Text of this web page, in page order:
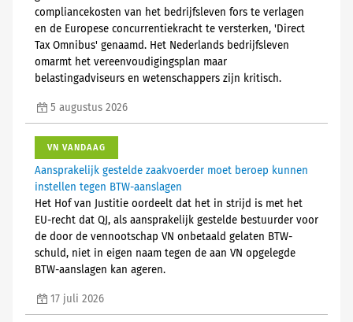
compliancekosten van het bedrijfsleven fors te verlagen
en de Europese concurrentiekracht te versterken, 'Direct
Tax Omnibus' genaamd. Het Nederlands bedrijfsleven
omarmt het vereenvoudigingsplan maar
belastingadviseurs en wetenschappers zijn kritisch.
5 augustus 2026
VN VANDAAG
Aansprakelijk gestelde zaakvoerder moet beroep kunnen
instellen tegen BTW-aanslagen
Het Hof van Justitie oordeelt dat het in strijd is met het
EU-recht dat QJ, als aansprakelijk gestelde bestuurder voor
de door de vennootschap VN onbetaald gelaten BTW-
schuld, niet in eigen naam tegen de aan VN opgelegde
BTW-aanslagen kan ageren.
17 juli 2026